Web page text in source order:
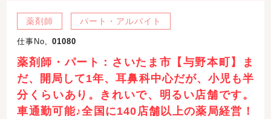
薬剤師 パート・アルバイト
仕事No, 01080
薬剤師・パート：さいたま市【与野本町】ま
だ、開局して1年、耳鼻科中心だが、小児も半
分くらいあり。きれいで、明るい店舗です。
車通勤可能♪全国に140店舗以上の薬局経営！